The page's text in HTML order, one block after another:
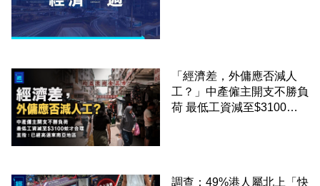
「經濟差，外傭應否減人
工？」中產僱主開支不勝負
荷 最低工資減至$3100蚊
調查：49%港人屬北上「快